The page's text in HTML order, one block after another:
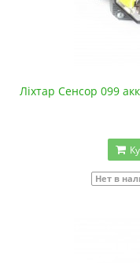
Ліхтар Сенсор 099
Нет в